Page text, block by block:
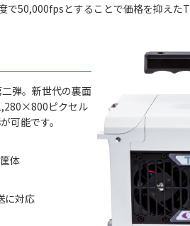
50,000fpsとすることで価格を抑えた
弾。新世代の裏面
ピクセル
可能です。
体
に対応